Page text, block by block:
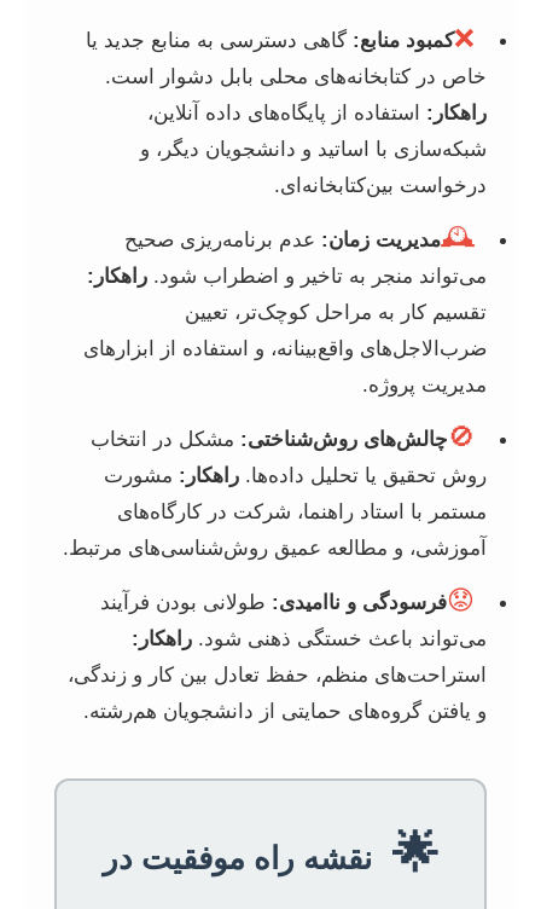
❌کمبود منابع: گاهی دسترسی به منابع جدید یا
خاص در کتابخانه‌های محلی بابل دشوار است.
راهکار: استفاده از پایگاه‌های داده آنلاین،
شبکه‌سازی با اساتید و دانشجویان دیگر، و
درخواست بین‌کتابخانه‌ای.
🕰️مدیریت زمان: عدم برنامه‌ریزی صحیح
می‌تواند منجر به تاخیر و اضطراب شود. راهکار:
تقسیم کار به مراحل کوچک‌تر، تعیین
ضرب‌الاجل‌های واقع‌بینانه، و استفاده از ابزارهای
مدیریت پروژه.
🚫چالش‌های روش‌شناختی: مشکل در انتخاب
روش تحقیق یا تحلیل داده‌ها. راهکار: مشورت
مستمر با استاد راهنما، شرکت در کارگاه‌های
آموزشی، و مطالعه عمیق روش‌شناسی‌های مرتبط.
😟فرسودگی و ناامیدی: طولانی بودن فرآیند
می‌تواند باعث خستگی ذهنی شود. راهکار:
استراحت‌های منظم، حفظ تعادل بین کار و زندگی،
و یافتن گروه‌های حمایتی از دانشجویان هم‌رشته.
🌟 نقشه راه موفقیت در